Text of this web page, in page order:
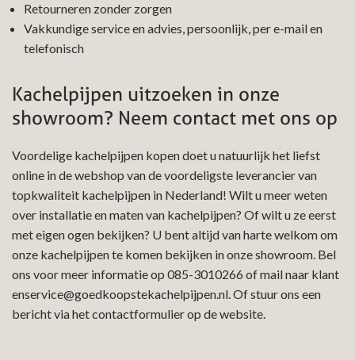
Retourneren zonder zorgen
Vakkundige service en advies, persoonlijk, per e-mail en
telefonisch
Kachelpijpen uitzoeken in onze
showroom? Neem contact met ons op
Voordelige kachelpijpen kopen doet u natuurlijk het liefst
online in de webshop van de voordeligste leverancier van
topkwaliteit kachelpijpen in Nederland! Wilt u meer weten
over installatie en maten van kachelpijpen? Of wilt u ze eerst
met eigen ogen bekijken? U bent altijd van harte welkom om
onze kachelpijpen te komen bekijken in onze showroom. Bel
ons voor meer informatie op 085-3010266 of mail naar klant
enservice@goedkoopstekachelpijpen.nl. Of stuur ons een
bericht via het contactformulier op de website.